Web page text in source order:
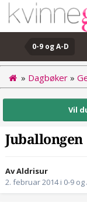
0-9 og A-D
» Dagbøker »
Vil
Juballongen
Av Aldrisur
2. februar 2014i 0-9 og